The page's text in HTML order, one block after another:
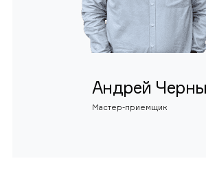
Андрей
Мастер-приемщик